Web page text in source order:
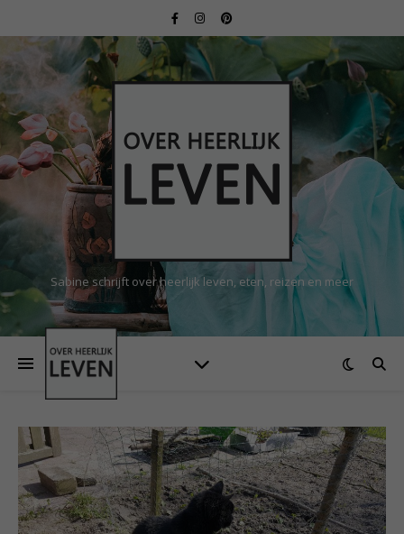
Sabine schrijft over heerlijk leven, eten, reizen en meer